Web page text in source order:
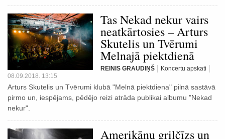
Tas Nekad nekur vairs
neatkārtosies – Arturs
Skutelis un Tvērumi
Melnajā piektdienā
REINIS GRAUDIŅŠ
Koncertu apskati
08.09.2018. 13:15
Arturs Skutelis un Tvērumi klubā "Melnā piektdiena" pilnā sastāvā
pirmo un, iespējams, pēdējo reizi atrāda publikai albumu "Nekad
nekur".
Amerikāņu grilčīzs un